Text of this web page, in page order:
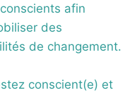
afin
des
de changement.
conscient(e) et